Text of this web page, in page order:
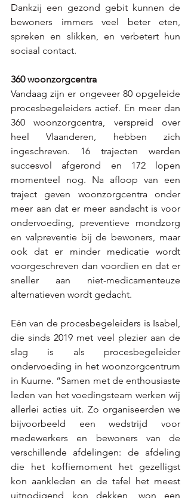
Dankzij een gezond gebit kunnen de
bewoners immers veel beter eten,
spreken en slikken, en verbetert hun
sociaal contact.
360 woonzorgcentra
Vandaag zijn er ongeveer 80 opgeleide
procesbegeleiders actief. En meer dan
360 woonzorgcentra, verspreid over
heel Vlaanderen, hebben zich
ingeschreven. 16 trajecten werden
succesvol afgerond en 172 lopen
momenteel nog. Na afloop van een
traject geven woonzorgcentra onder
meer aan dat er meer aandacht is voor
ondervoeding, preventieve mondzorg
en valpreventie bij de bewoners, maar
ook dat er minder medicatie wordt
voorgeschreven dan voordien en dat er
sneller aan niet-medicamenteuze
alternatieven wordt gedacht.
Eén van de procesbegeleiders is Isabel,
die sinds 2019 met veel plezier aan de
slag is als procesbegeleider
ondervoeding in het woonzorgcentrum
in Kuurne. “Samen met de enthousiaste
leden van het voedingsteam werken wij
allerlei acties uit. Zo organiseerden we
bijvoorbeeld een wedstrijd voor
medewerkers en bewoners van de
verschillende afdelingen: de afdeling
die het koffiemoment het gezelligst
kon aankleden en de tafel het meest
uitnodigend kon dekken, won een